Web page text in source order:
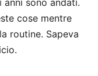
sono andati.
cose mentre
routine. Sapeva